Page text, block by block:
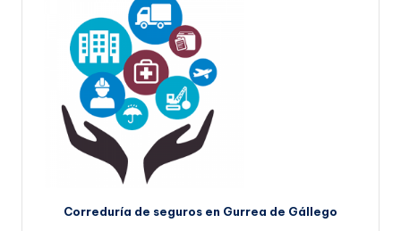
Correduría de seguros en Gurrea de Gállego